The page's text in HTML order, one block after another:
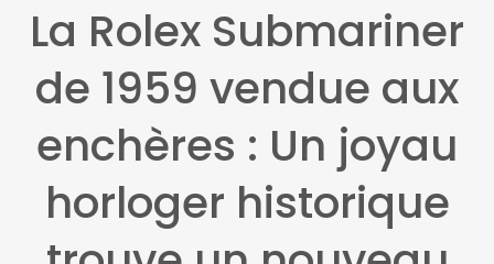
La Rolex Submariner
de 1959 vendue aux
enchères : Un joyau
horloger historique